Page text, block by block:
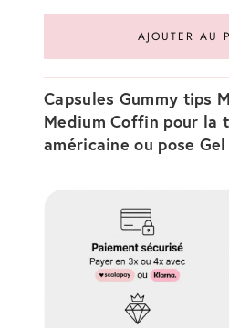
AJOUTER AU
Capsules Gummy tips
Medium Coffin pour la
américaine ou pose Gel